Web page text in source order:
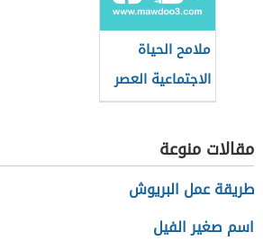
ملامح الحياة
الاجتماعية العصر
الجاهلي
مقالات منوعة
طريقة عمل البريوش
اسم صغير الفيل